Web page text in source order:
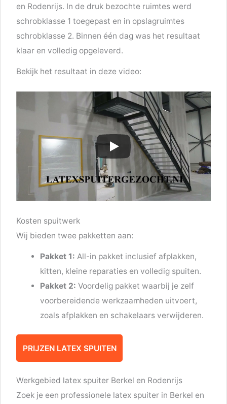
en Rodenrijs. In de druk bezochte ruimtes werd
schrobklasse 1 toegepast en in opslagruimtes
schrobklasse 2. Binnen één dag was het resultaat
klaar en volledig opgeleverd.
Bekijk het resultaat in deze video:
Kosten spuitwerk
Wij bieden twee pakketten aan:
Pakket 1: All-in pakket inclusief afplakken,
kitten, kleine reparaties en volledig spuiten.
Pakket 2: Voordelig pakket waarbij je zelf
voorbereidende werkzaamheden uitvoert,
zoals afplakken en schakelaars verwijderen.
PRIJZEN LATEX SPUITEN
Werkgebied latex spuiter Berkel en Rodenrijs
Zoek je een professionele latex spuiter in Berkel en